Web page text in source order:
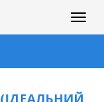
(ІДЕАЛЬНИЙ